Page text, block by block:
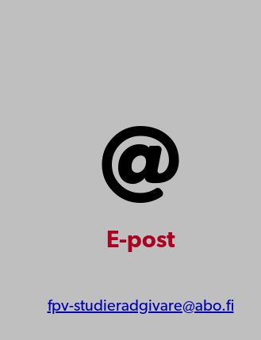
E-post
fpv-studieradgivare@abo.fi